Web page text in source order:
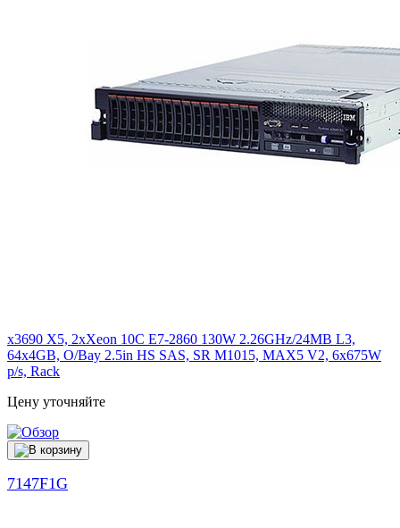
x3690 X5, 2xXeon 10C E7-2860 130W 2.26GHz/24MB L3,
64x4GB, O/Bay 2.5in HS SAS, SR M1015, MAX5 V2, 6x675W
p/s, Rack
Цену уточняйте
7147F1G